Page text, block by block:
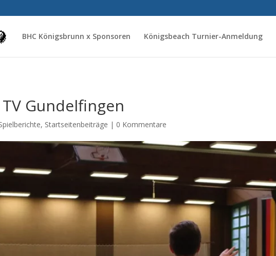
BHC Königsbrunn x Sponsoren Königsbeach Turnier-Anmeldung
Gundelfingen
, Startseitenbeiträge | 0 Kommentare